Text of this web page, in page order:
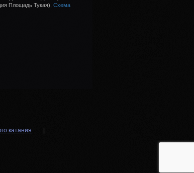
Площадь Тукая), Схема
катания |